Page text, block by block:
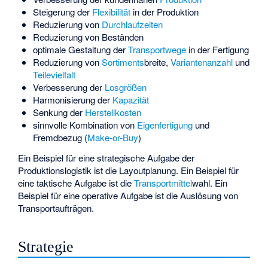
Steigerung der Flexibilitätin der Produktion
Reduzierung von Durchlaufzeiten
Reduzierung von Beständen
optimale Gestaltung derTransportwegein der Fertigung
Reduzierung vonSortiments­breite, Variantenanzahlund
Teilevielfalt
Verbesserung der Losgrößen
Harmonisierung der Kapazität
Senkung der Herstellkosten
sinnvolle Kombination von Eigenfertigungund
Fremdbezug(Make-or-Buy)
Ein Beispiel für eine strategische Aufgabe der
Produktionslogistik ist die Layoutplanung. Ein Beispiel für
eine taktische Aufgabe ist dieTransportmittel­wahl. Ein
Beispiel für eine operative Aufgabe ist die Auslösung von
Transportaufträgen.
Strategie